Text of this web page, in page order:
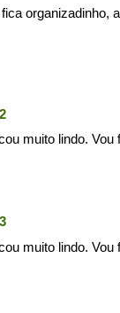
organizadinho,
2
muito lindo. Vou
3
muito lindo. Vou